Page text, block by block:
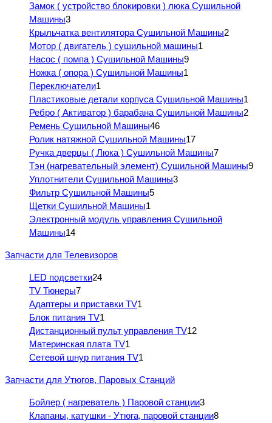
Замок ( устройство блокировки ) люка Сушильной
Машины3
Крыльчатка вентилятора Сушильной Машины2
Мотор ( двигатель ) сушильной машины1
Насос ( помпа ) Сушильной Машины9
Ножка ( опора ) Сушильной Машины1
Переключатели1
Пластиковые детали корпуса Сушильной Машины1
Ребро ( Активатор ) барабана Сушильной Машины2
Ремень Сушильной Машины46
Ролик натяжной Сушильной Машины17
Ручка дверцы ( Люка ) Сушильной Машины7
Тэн (нагревательный элемент) Сушильной Машины9
Уплотнители Сушильной Машины3
Фильтр Сушильной Машины5
Щетки Сушильной Машины1
Электронный модуль управления Сушильной
Машины14
Запчасти для Телевизоров
LED подсветки24
TV Тюнеры7
Адаптеры и приставки TV1
Блок питания TV1
Дистанционный пульт управления TV12
Материнская плата TV1
Сетевой шнур питания TV1
Запчасти для Утюгов, Паровых Станций
Бойлер ( нагреватель ) Паровой станции3
Клапаны, катушки - Утюга, паровой станции8